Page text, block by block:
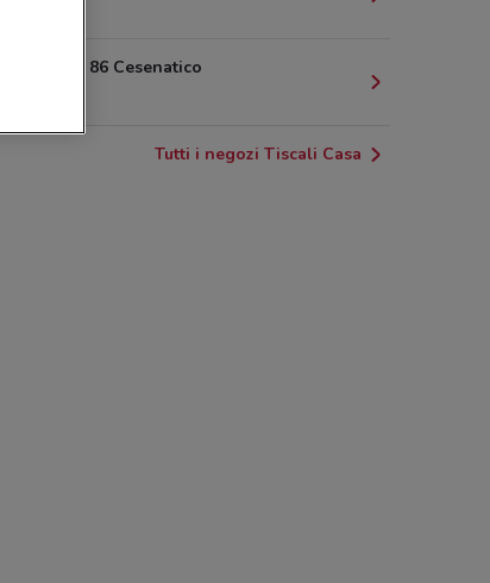
Viale Roma 86 Cesenatico
Tutti i negozi Tiscali Casa